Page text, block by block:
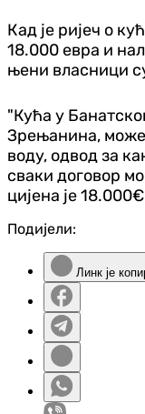
Кад је ријеч о
18.000 евра и
њени власници
"Кућа у
Зрењанина, може
воду, одвод за
сваки договор
цијена је
Подијели:
Линк је